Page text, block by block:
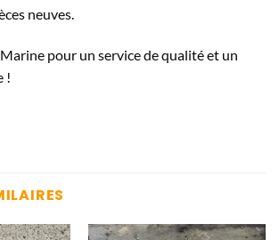
neuves.
pour un service de qualité et un
!